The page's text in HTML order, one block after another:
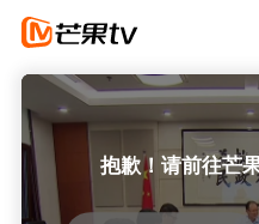
抱歉！请前往芒